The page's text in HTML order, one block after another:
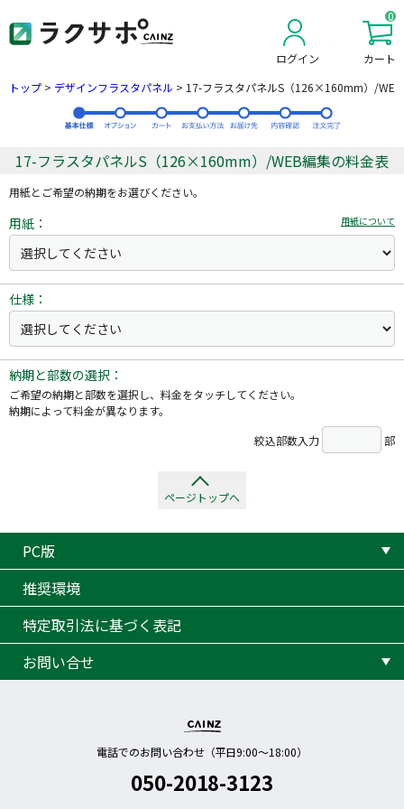
ログイン
0
カート
トップ > デザインフラスタパネル > 17-フラスタパネルS（126×160mm）/
17-フラスタパネルS（126×160mm）/WEB編集の料金表
用紙とご希望の納期をお選びください。
用紙： 用紙について
仕様：
納期と部数の選択：
ご希望の納期と部数を選択し、料金をタッチしてください。
納期によって料金が異なります。
絞込部数入力
部
ページトップへ
PC版
推奨環境
特定取引法に基づく表記
お問い合せ
電話でのお問い合わせ（平日9:00〜18:00）
050-2018-3123